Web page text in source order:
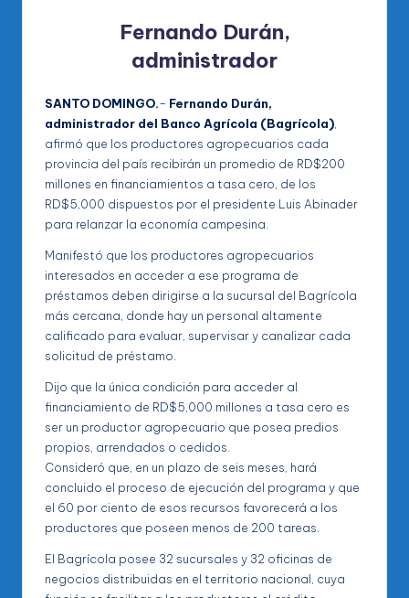
Fernando Durán,
administrador
SANTO DOMINGO.– Fernando Durán,
administrador del Banco Agrícola (Bagrícola)
afirmó que los productores agropecuarios cada
provincia del país recibirán un promedio de RD$200
millones en financiamientos a tasa cero, de los
RD$5,000 dispuestos por el presidente Luis Abinader
para relanzar la economía campesina.
Manifestó que los productores agropecuarios
interesados en acceder a ese programa de
préstamos deben dirigirse a la sucursal del Bagrícola
más cercana, donde hay un personal altamente
calificado para evaluar, supervisar y canalizar cada
solicitud de préstamo.
Dijo que la única condición para acceder al
financiamiento de RD$5,000 millones a tasa cero es
ser un productor agropecuario que posea predios
propios, arrendados o cedidos.
Consideró que, en un plazo de seis meses, hará
concluido el proceso de ejecución del programa y que
el 60 por ciento de esos recursos favorecerá a los
productores que poseen menos de 200 tareas.
El Bagrícola posee 32 sucursales y 32 oficinas de
negocios distribuidas en el territorio nacional, cuya